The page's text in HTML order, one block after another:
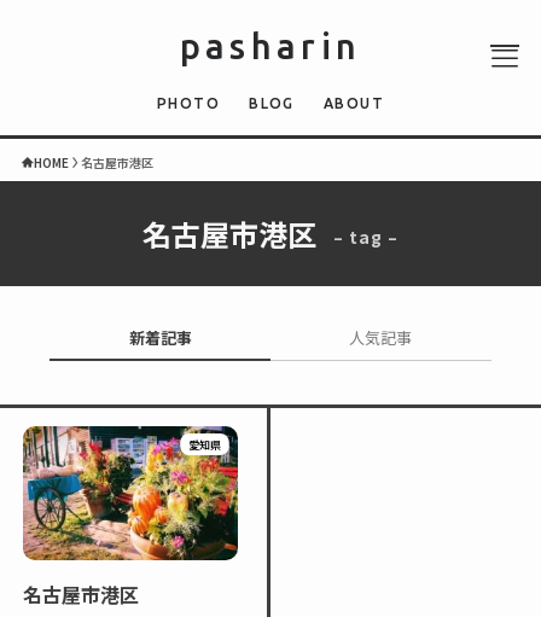
PHOTO
BLOG
pasharin
PHOTO BLOG ABOUT
HOME 名古屋市港区
名古屋市港区 – tag –
新着記事 人気記事
愛知県
名古屋市港区